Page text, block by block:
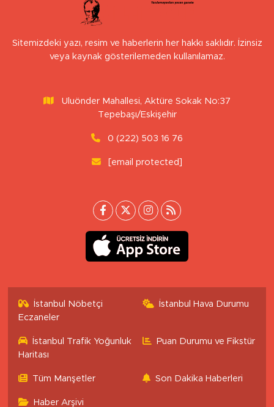
Sitemizdeki yazı, resim ve haberlerin her hakkı saklıdır. İzinsiz
veya kaynak gösterilemeden kullanılamaz.
Uluönder Mahallesi, Aktüre Sokak No:37
Tepebaşı/Eskişehir
0 (222) 503 16 76
[email protected]
İstanbul Nöbetçi
Eczaneler
İstanbul Hava Durumu
İstanbul Trafik Yoğunluk
Haritası
Puan Durumu ve Fikstür
Tüm Manşetler Son Dakika Haberleri
Haber Arşivi